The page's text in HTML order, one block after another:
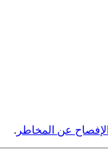
عن المخاطر .